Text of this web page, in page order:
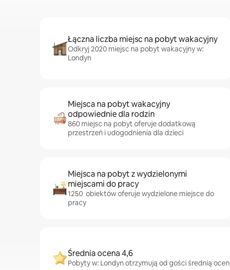
Łączna liczba miejsc na pobyt wakacyjny
Odkryj 2020 miejsc na pobyt wakacyjny w:
Londyn
Miejsca na pobyt wakacyjny
odpowiednie dla rodzin
860 miejsc na pobyt oferuje dodatkową
przestrzeń i udogodnienia dla dzieci
Miejsca na pobyt z wydzielonymi
miejscami do pracy
1250 obiektów oferuje wydzielone miejsce do
pracy
Średnia ocena 4,6
Pobyty w: Londyn otrzymują od gości średnią